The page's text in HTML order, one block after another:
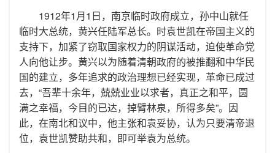
1912年1月1日，南京临时政府成立，孙中山就任
临时大总统，黄兴任陆军总长。时袁世凯在帝国主义的
支持下，加紧了窃取国家权力的阴谋活动，迫使革命党
人向他让步。黄兴以为随着清朝政府的被推翻和中华民
国的建立，多年追求的政治理想已经实现，革命已成过
去，“吾辈十余年，兢兢业业以求者，真正之和平，圆
满之幸福，今目的已达，掉臂林泉，所得多矣”。因
此，在南北和议中，他主张和袁妥协，认为只要清帝退
位，袁世凯赞助共和，即可举袁为总统。